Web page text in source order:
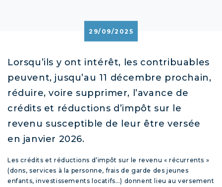
29/09/2025
Lorsqu’ils y ont intérêt, les contribuables
peuvent, jusqu’au 11 décembre prochain,
réduire, voire supprimer, l’avance de
crédits et réductions d’impôt sur le
revenu susceptible de leur être versée
en janvier 2026.
Les crédits et réductions d’impôt sur le revenu « récurrents »
(dons, services à la personne, frais de garde des jeunes
enfants, investissements locatifs…) donnent lieu au versement